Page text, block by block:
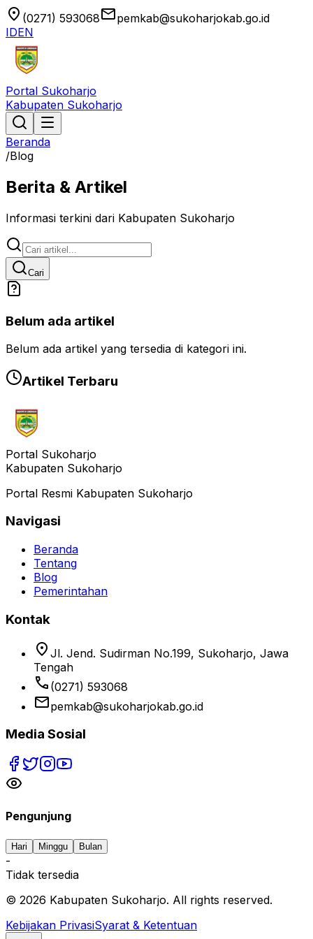
location_on (0271) 593068emailpemkab@sukoharjokab.go.id
IDEN
Portal Sukoharjo
Kabupaten Sukoharjo
Beranda
/Blog
Berita & Artikel
Informasi terkini dari Kabupaten Sukoharjo
Cari
Belum ada artikel
Belum ada artikel yang tersedia di kategori ini.
Artikel Terbaru
Portal Sukoharjo
Kabupaten Sukoharjo
Portal Resmi Kabupaten Sukoharjo
Navigasi
Beranda
Tentang
Blog
Pemerintahan
Kontak
location_on Jl. Jend. Sudirman No.199, Sukoharjo, Jawa
Tengah
phone (0271) 593068
emailpemkab@sukoharjokab.go.id
Media Sosial
Pengunjung
Hari Minggu Bulan
-
Tidak tersedia
© 2026 Kabupaten Sukoharjo. All rights reserved.
Kebijakan PrivasiSyarat & Ketentuan